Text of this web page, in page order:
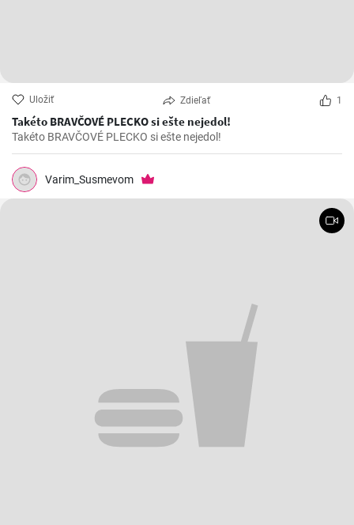
Uložiť Zdieľať 1
Takéto BRAVČOVÉ PLECKO si ešte nejedol!
Takéto BRAVČOVÉ PLECKO si ešte nejedol!
Varim_Susmevom